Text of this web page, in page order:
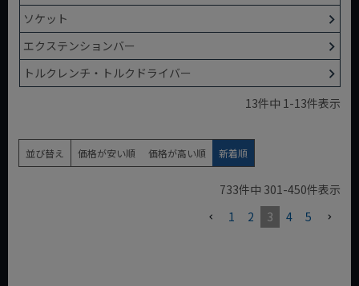
ソケット
エクステンションバー
トルクレンチ・トルクドライバー
13件中 1-13件表示
並び替え 価格が安い順 価格が高い順 新着順
733件中 301-450件表示
1
2 3 4 5